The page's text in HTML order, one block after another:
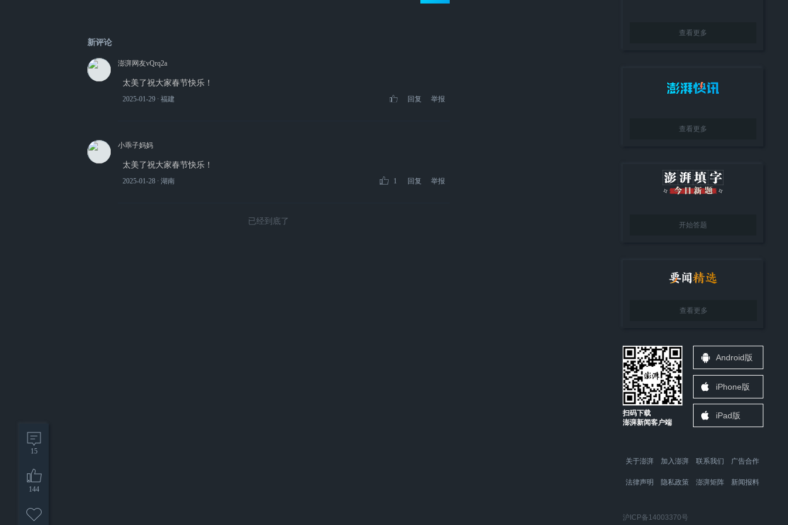
15
144
新评论
澎湃网友vQrq2a
太美了祝大家春节快乐！
2025-01-29 ∙ 福建 回复 举报
小乖子妈妈
太美了祝大家春节快乐！
2025-01-28 ∙ 湖南 1 回复 举报
已经到底了
查看更多
查看更多
开始答题
查看更多
扫码下载
澎湃新闻客户端
Android版
iPhone版
iPad版
关于澎湃 加入澎湃 联系我们 广告合作
法律声明 隐私政策 澎湃矩阵 新闻报料
沪ICP备14003370号